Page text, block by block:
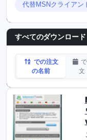
代替MSNクライアン
すべてのダウンロード
での注文
の名前
文